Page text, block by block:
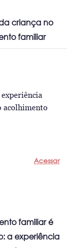
criança no
familiar
acolhimento
Acessar
familiar é
a experiência